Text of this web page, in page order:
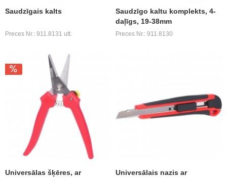
Saudzīgais kalts
Preces Nr.: 911.8131 utt.
Saudzīgo kaltu komplekts, 4-
daļīgs, 19-38mm
Preces Nr.: 911.8130
Universālas šķēres, ar
Universālais nazis ar